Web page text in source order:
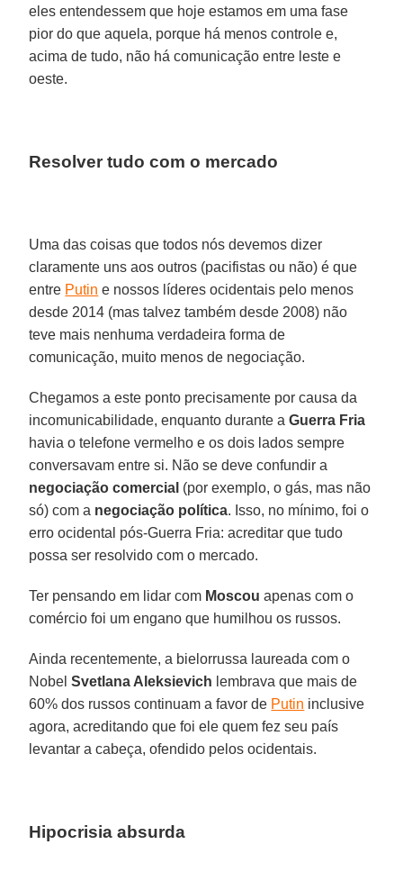
eles entendessem que hoje estamos em uma fase
pior do que aquela, porque há menos controle e,
acima de tudo, não há comunicação entre leste e
oeste.
Resolver tudo com o mercado
Uma das coisas que todos nós devemos dizer
claramente uns aos outros (pacifistas ou não) é que
entre Putin e nossos líderes ocidentais pelo menos
desde 2014 (mas talvez também desde 2008) não
teve mais nenhuma verdadeira forma de
comunicação, muito menos de negociação.
Chegamos a este ponto precisamente por causa da
incomunicabilidade, enquanto durante aGuerra Fria
havia o telefone vermelho e os dois lados sempre
conversavam entre si. Não se deve confundir a
negociação comercial (por exemplo, o gás, mas não
só) com a negociação política. Isso, no mínimo, foi o
erro ocidental pós-Guerra Fria: acreditar que tudo
possa ser resolvido com o mercado.
Ter pensando em lidar com Moscou apenas com o
comércio foi um engano que humilhou os russos.
Ainda recentemente, a bielorrussa laureada com o
NobelSvetlana Aleksievich lembrava que mais de
60% dos russos continuam a favor de Putin inclusive
agora, acreditando que foi ele quem fez seu país
levantar a cabeça, ofendido pelos ocidentais.
Hipocrisia absurda